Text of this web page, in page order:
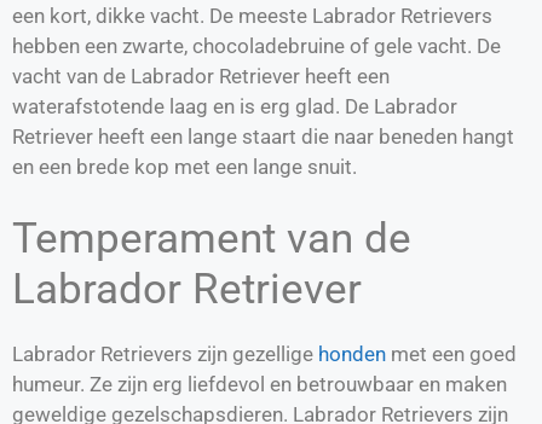
een kort, dikke vacht. De meeste Labrador Retrievers
hebben een zwarte, chocoladebruine of gele vacht. De
vacht van de Labrador Retriever heeft een
waterafstotende laag en is erg glad. De Labrador
Retriever heeft een lange staart die naar beneden hangt
en een brede kop met een lange snuit.
Temperament van de
Labrador Retriever
Labrador Retrievers zijn gezellige honden met een goed
humeur. Ze zijn erg liefdevol en betrouwbaar en maken
geweldige gezelschapsdieren. Labrador Retrievers zijn